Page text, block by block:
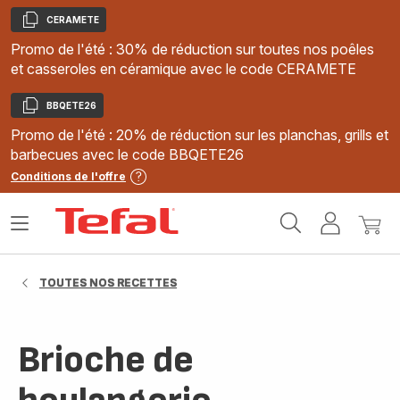
Copier
CERAMETE
Promo de l'été : 30% de réduction sur toutes nos poêles
et casseroles en céramique avec le code CERAMETE
Copier
BBQETE26
Promo de l'été : 20% de réduction sur les planchas, grills et
barbecues avec le code BBQETE26
Conditions de l'offre
MonMon
Ouvrir
TOUTES NOS RECETTES
Brioche de